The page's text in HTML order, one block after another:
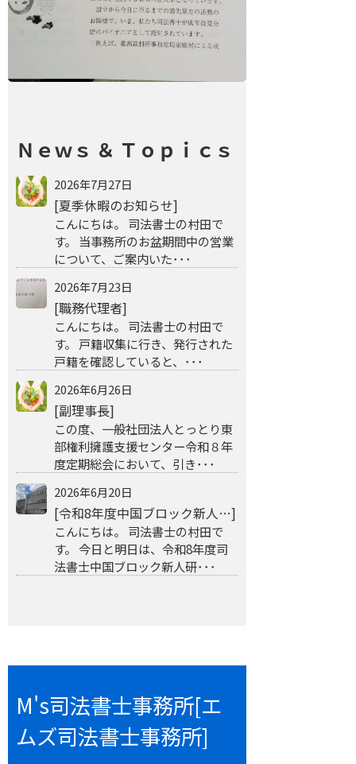
Ｎｅｗｓ ＆ Ｔｏｐｉｃｓ
2026年7月27日
[夏季休暇のお知らせ]
こんにちは。 司法書士の村田で
す。 当事務所のお盆期間中の営業
について、ご案内いた･･･
2026年7月23日
[職務代理者]
こんにちは。 司法書士の村田で
す。 戸籍収集に行き、発行された
戸籍を確認していると、･･･
2026年6月26日
[副理事長]
この度、一般社団法人とっとり東
部権利擁護支援センター令和８年
度定期総会において、引き･･･
2026年6月20日
[令和8年度中国ブロック新人…]
こんにちは。 司法書士の村田で
す。 今日と明日は、令和8年度司
法書士中国ブロック新人研･･･
M's司法書士事務所[エ
ムズ司法書士事務所]